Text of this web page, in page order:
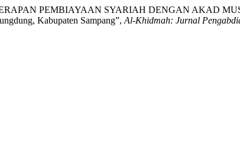
PEMBIAYAAN SYARIAH DENGAN AKAD
Kabupaten Sampang”, Al-Khidmah: Jurnal